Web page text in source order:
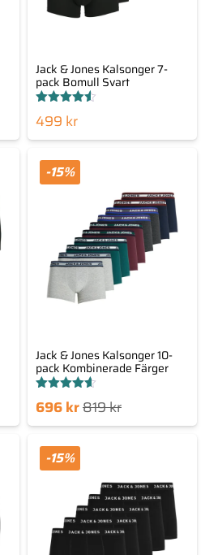
Jack & Jones Kalsonger 7-
pack Bomull Svart
Betygsatt
4.48
499 kr
Jack & Jones Kalsonger 10-
pack Kombinerade Färger
-15%
4.58
819kr
Det
ursprungliga
priset
var:
696kr
kr.
-15%